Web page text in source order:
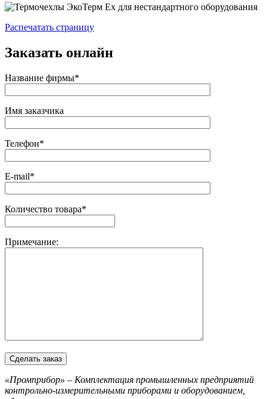
Распечатать страницу
Заказать онлайн
Название фирмы*
Имя заказчика
Телефон*
E-mail*
Количество товара*
Примечание:
«Промприбор» – Комплектация промышленных предприятий
контрольно-измерительными приборами и оборудованием,